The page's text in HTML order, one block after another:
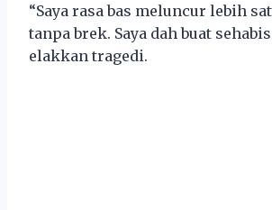
“Saya rasa bas meluncur lebih
tanpa brek. Saya dah buat
elakkan tragedi.